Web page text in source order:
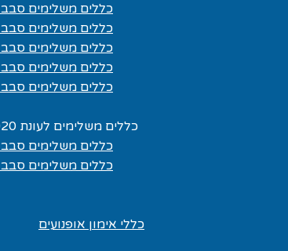
כללים משלימים סבב 3
כללים משלימים סבב 4
כללים משלימים סבב 5
כללים משלימים סבב 6
כללים משלימים סבב 7
כללים משלימים לעונת 2020:
כללים משלימים סבב 1
כללים משלימים סבב 2
כללי אימון אופנועים